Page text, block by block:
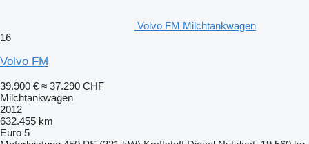
Volvo FM Milchtankwagen
16
Volvo FM
39.900 € ≈ 37.290 CHF
Milchtankwagen
2012
632.455 km
Euro 5